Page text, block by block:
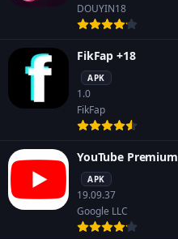
DOUYIN18
FikFap +18
APK
1.0
FikFap
YouTube Premium
APK
19.09.37
Google LLC